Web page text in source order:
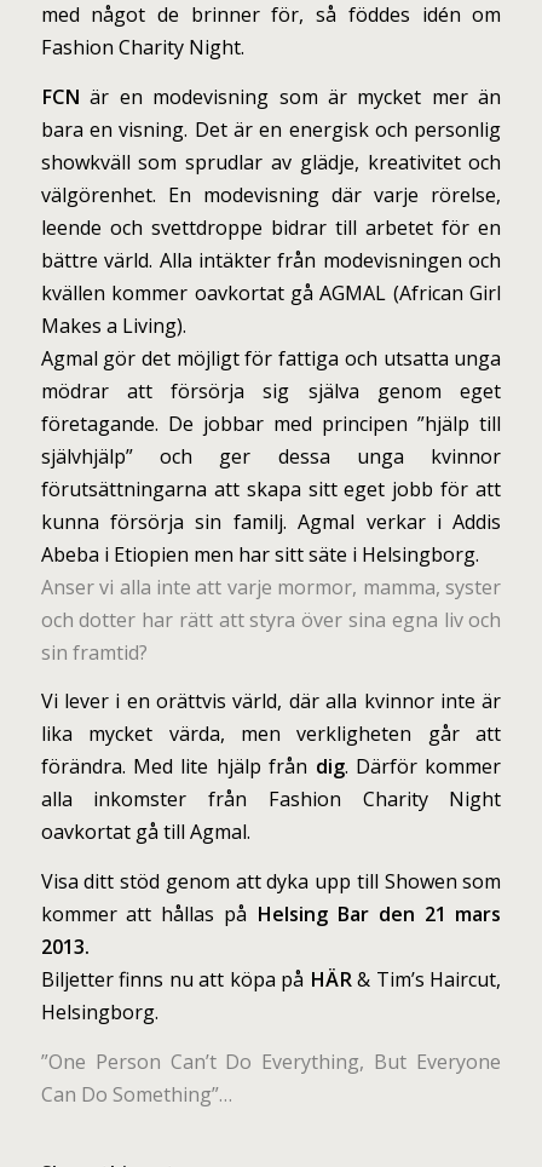
med något de brinner för, så föddes idén om
Fashion Charity Night.
FCNär en modevisning som är mycket mer än
bara en visning. Det är en energisk och personlig
showkväll som sprudlar av glädje, kreativitet och
välgörenhet. En modevisning där varje rörelse,
leende och svettdroppe bidrar till arbetet för en
bättre värld. Alla intäkter från modevisningen och
kvällen kommer oavkortat gå AGMAL (African Girl
Makes a Living).
Agmal gör det möjligt för fattiga och utsatta unga
mödrar att försörja sig själva genom eget
företagande. De jobbar med principen ”hjälp till
självhjälp” och ger dessa unga kvinnor
förutsättningarna att skapa sitt eget jobb för att
kunna försörja sin familj. Agmal verkar i Addis
Abeba i Etiopien men har sitt säte i Helsingborg.
Anser vi alla inte att varje mormor, mamma, syster
och dotter har rätt att styra över sina egna liv och
sin framtid?
Vi lever i en orättvis värld, där alla kvinnor inte är
lika mycket värda, men verkligheten går att
förändra. Med lite hjälp från dig. Därför kommer
alla inkomster från Fashion Charity Night
oavkortat gå till Agmal.
Visa ditt stöd genom att dyka upp till Showen som
kommer att hållas på Helsing Bar den 21 mars
2013.
Biljetter finns nu att köpa på HÄR& Tim’s Haircut,
Helsingborg.
”One Person Can’t Do Everything, But Everyone
Can Do Something”…